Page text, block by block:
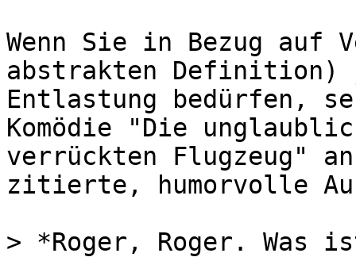
Wenn Sie in Bezug auf
abstrakten Definition)
Entlastung bedürfen,
Komödie "Die
verrückten Flugzeug"
zitierte, humorvolle
> *Roger, Roger. Was